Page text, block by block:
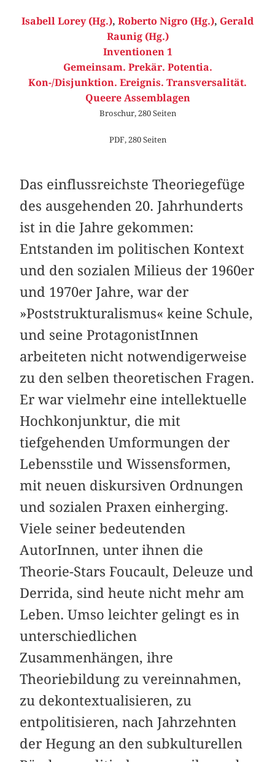
Isabell Lorey (Hg.), Roberto Nigro (Hg.), Gerald
Raunig (Hg.)
Inventionen 1
Gemeinsam. Prekär. Potentia.
Kon-/Disjunktion. Ereignis. Transversalität.
Queere Assemblagen
Broschur, 280 Seiten
PDF, 280 Seiten
Das einflussreichste Theoriegefüge
des ausgehenden 20. Jahrhunderts
ist in die Jahre gekommen:
Entstanden im politischen Kontext
und den sozialen Milieus der 1960er
und 1970er Jahre, war der
»Poststrukturalismus« keine Schule,
und seine ProtagonistInnen
arbeiteten nicht notwendigerweise
zu den selben theoretischen Fragen.
Er war vielmehr eine intellektuelle
Hoch­konjunktur, die mit
tiefgehenden Umformungen der
Lebensstile und Wissensformen,
mit neuen diskursiven Ordnungen
und sozialen Praxen einherging.
Viele seiner bedeutenden
AutorInnen, unter ihnen die
Theorie-Stars Foucault, Deleuze und
Derrida, sind heute nicht mehr am
Leben. Umso leichter gelingt es in
unterschiedlichen
Zusammenhängen, ihre
Theoriebildung zu vereinnahmen,
zu dekontextualisieren, zu
entpolitisieren, nach Jahrzehnten
der Hegung an den subkulturellen